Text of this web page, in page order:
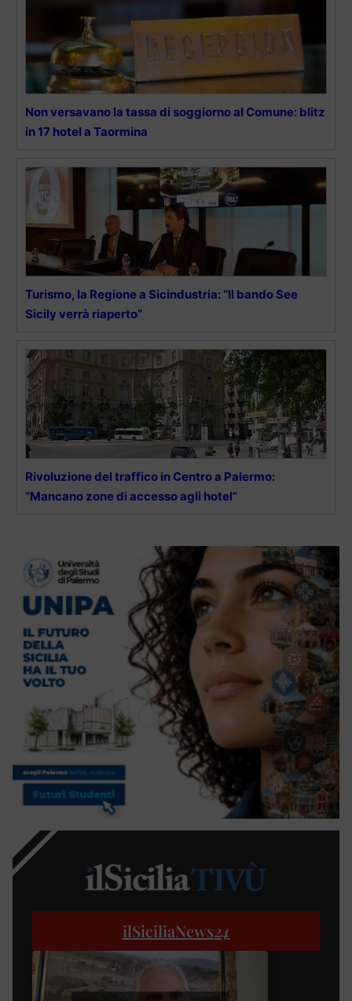
Non versavano la tassa di soggiorno al Comune: blitz
in 17 hotel a Taormina
Turismo, la Regione a Sicindustria: “Il bando See
Sicily verrà riaperto”
Rivoluzione del traffico in Centro a Palermo:
“Mancano zone di accesso agli hotel”
ilSiciliaNews24